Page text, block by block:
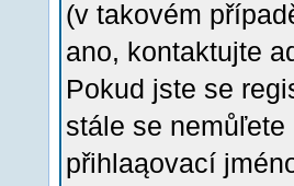
(v takovém
ano, kontaktujte
Pokud jste se
stále se
přihlaąovací